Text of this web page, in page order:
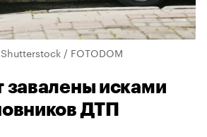
/ FOTODOM
завалены исками
ДТП